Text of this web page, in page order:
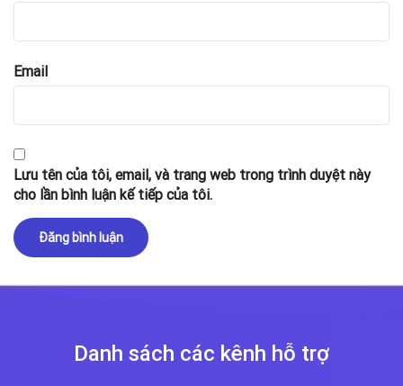
Email
Lưu tên của tôi, email, và trang web trong trình duyệt này
cho lần bình luận kế tiếp của tôi.
Danh sách các kênh hỗ trợ